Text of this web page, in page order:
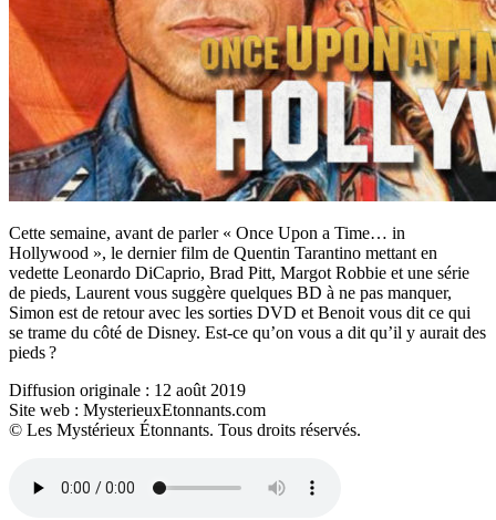
Cette semaine, avant de parler « Once Upon a Time… in
Hollywood », le dernier film de Quentin Tarantino mettant en
vedette Leonardo DiCaprio, Brad Pitt, Margot Robbie et une série
de pieds, Laurent vous suggère quelques BD à ne pas manquer,
Simon est de retour avec les sorties DVD et Benoit vous dit ce qui
se trame du côté de Disney. Est-ce qu’on vous a dit qu’il y aurait des
pieds ?
Diffusion originale : 12 août 2019
Site web : MysterieuxEtonnants.com
© Les Mystérieux Étonnants. Tous droits réservés.